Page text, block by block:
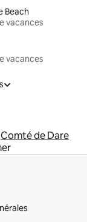
Beach
vacances
vacances
Comté de Dare